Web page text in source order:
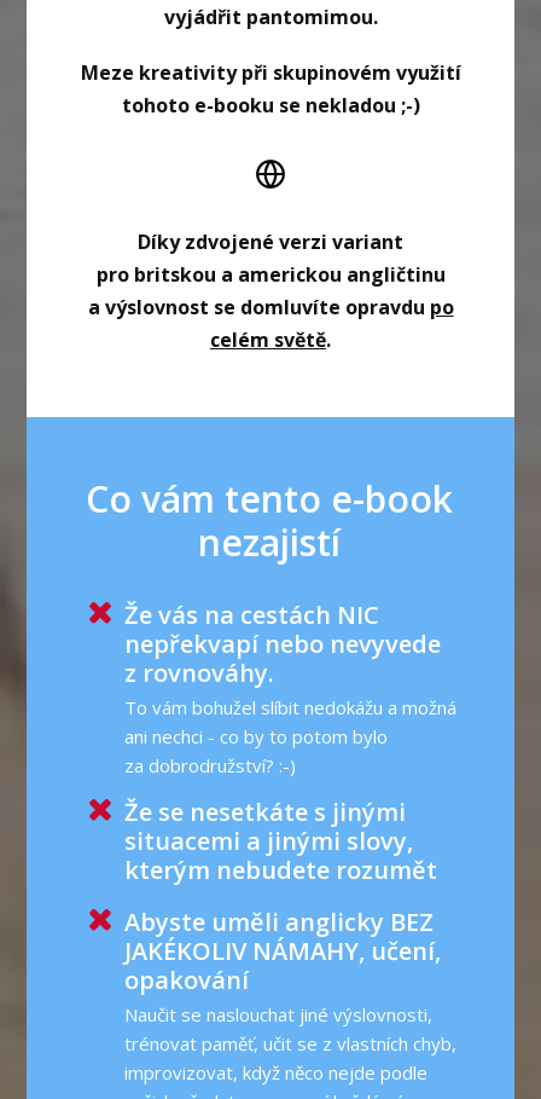
vyjádřit pantomimou.
Meze kreativity při skupinovém využití
tohoto e-booku se nekladou ;-)
Díky zdvojené verzi variant
pro britskou a americkou angličtinu
a výslovnost se domluvíte opravdu po
celém světě.
Co vám tento e-book
nezajistí
Že vás na cestách NIC
nepřekvapí nebo nevyvede
z rovnováhy.
To vám bohužel slíbit nedokážu a možná
ani nechci - co by to potom bylo
za dobrodružství? :-)
Že se nesetkáte s jinými
situacemi a jinými slovy,
kterým nebudete rozumět
Abyste uměli anglicky BEZ
JAKÉKOLIV NÁMAHY, učení,
opakování
Naučit se naslouchat jiné výslovnosti,
trénovat paměť, učit se z vlastních chyb,
improvizovat, když něco nejde podle